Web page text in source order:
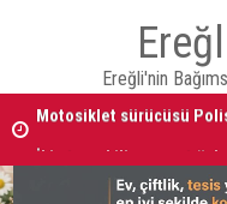
Ereğli'nin
Motosiklet sürücüsü
İki otomobilin çarpıştığı